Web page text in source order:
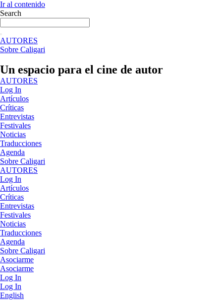
Ir al contenido
Search
AUTORES
Sobre Caligari
Un espacio para el cine de autor
AUTORES
Log In
Artículos
Críticas
Entrevistas
Festivales
Noticias
Traducciones
Agenda
Sobre Caligari
AUTORES
Log In
Artículos
Críticas
Entrevistas
Festivales
Noticias
Traducciones
Agenda
Sobre Caligari
Asociarme
Asociarme
Log In
Log In
English